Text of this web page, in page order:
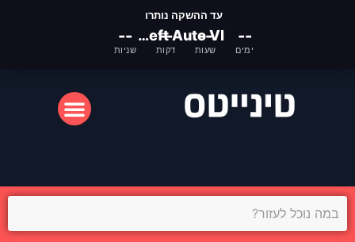
עד ההשקה נותרו
Grand Theft Auto VI --
ימים
--
שעות
--
דקות
--
שניות